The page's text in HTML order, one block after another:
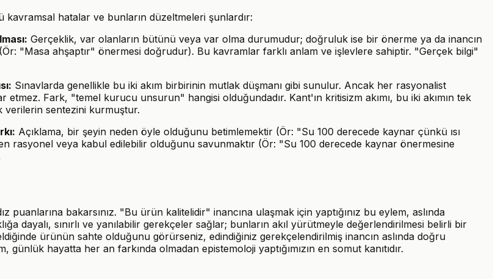
kavramsal hatalar ve bunların düzeltmeleri şunlardır:
Gerçeklik, var olanların bütünü veya var olma durumudur; doğruluk ise bir önerme ya da inancın
"Masa ahşaptır" önermesi doğrudur). Bu kavramlar farklı anlam ve işlevlere sahiptir. "Gerçek bilgi"
Sınavlarda genellikle bu iki akım birbirinin mutlak düşmanı gibi sunulur. Ancak her rasyonalist
etmez. Fark, "temel kurucu unsurun" hangisi olduğundadır. Kant'ın kritisizm akımı, bu iki akımın tek
verilerin sentezini kurmuştur.
Açıklama, bir şeyin neden öyle olduğunu betimlemektir (Ör: "Su 100 derecede kaynar çünkü ısı
rasyonel veya kabul edilebilir olduğunu savunmaktır (Ör: "Su 100 derecede kaynar önermesine
puanlarına bakarsınız. "Bu ürün kalitelidir" inancına ulaşmak için yaptığınız bu eylem, aslında
dayalı, sınırlı ve yanılabilir gerekçeler sağlar; bunların akıl yürütmeyle değerlendirilmesi belirli bir
ürünün sahte olduğunu görürseniz, edindiğiniz gerekçelendirilmiş inancın aslında doğru
günlük hayatta her an farkında olmadan epistemoloji yaptığımızın en somut kanıtıdır.